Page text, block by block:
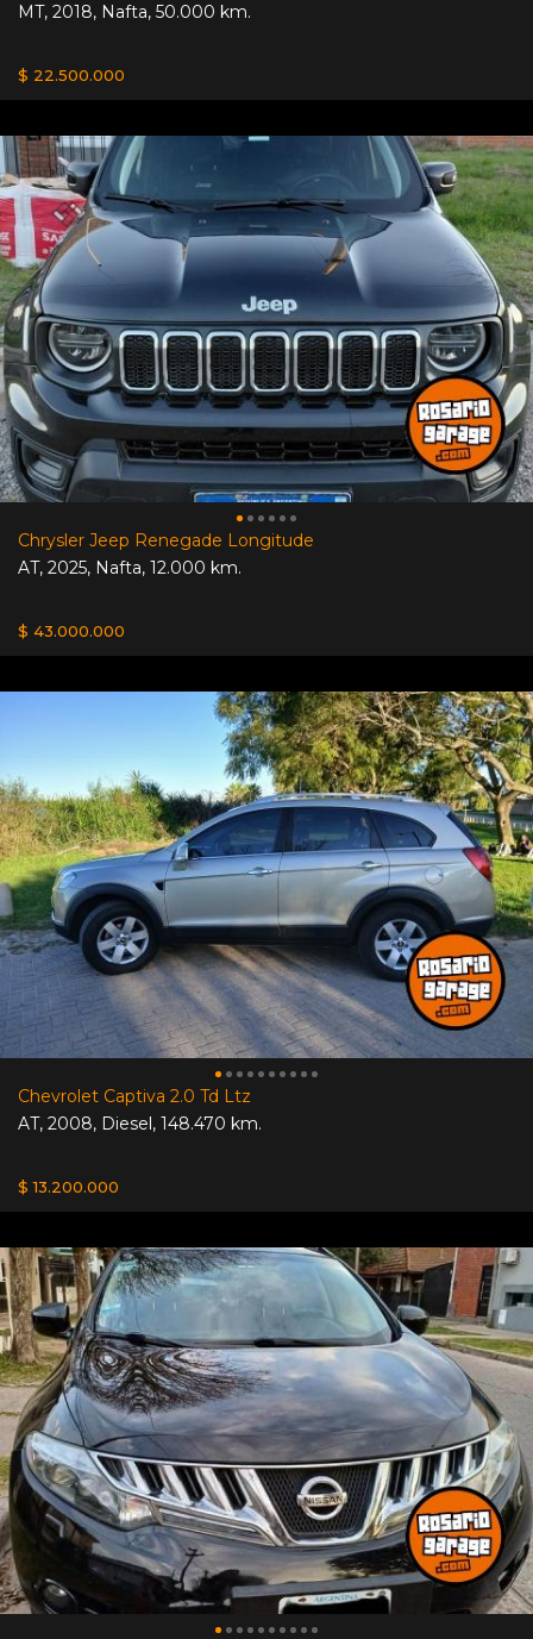
MT, 2018, Nafta, 50.000 km.
$ 22.500.000
Chrysler Jeep Renegade Longitude
AT, 2025, Nafta, 12.000 km.
$ 43.000.000
Chevrolet Captiva 2.0 Td Ltz
AT, 2008, Diesel, 148.470 km.
$ 13.200.000